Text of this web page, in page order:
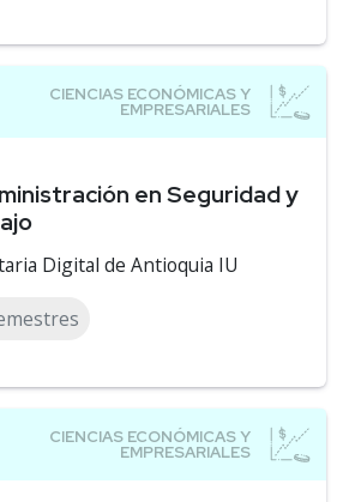
en Seguridad y
Digital de Antioquia IU